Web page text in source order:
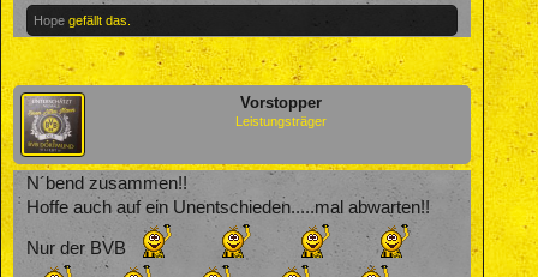
Hope gefällt das.
Vorstopper
Leistungsträger
N´bend zusammen!!
Hoffe auch auf ein Unentschieden.....mal abwarten!!
Nur der BVB